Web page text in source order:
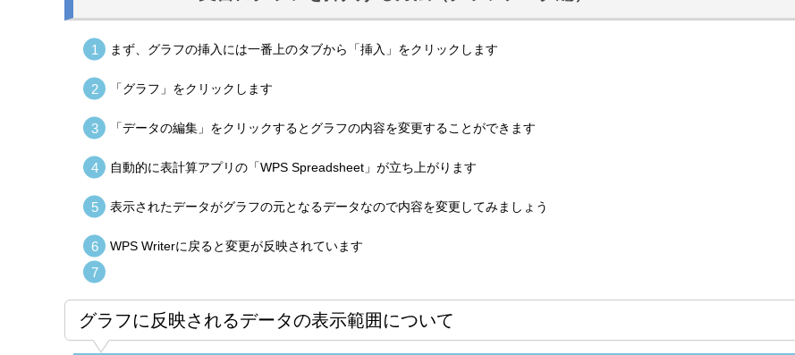
まず、グラフの挿入には一番上のタブから「挿入」をクリックします
「グラフ」をクリックします
「データの編集」をクリックするとグラフの内容を変更することができます
自動的に表計算アプリの「WPS Spreadsheet」が立ち上がります
表示されたデータがグラフの元となるデータなので内容を変更してみましょう
WPS Writerに戻ると変更が反映されています
グラフに反映されるデータの表示範囲について